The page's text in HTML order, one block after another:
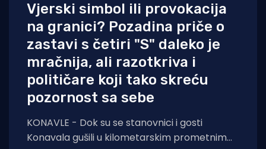
Vjerski simbol ili provokacija
na granici? Pozadina priče o
zastavi s četiri "S" daleko je
mračnija, ali razotkriva i
političare koji tako skreću
pozornost sa sebe
KONAVLE - Dok su se stanovnici i gosti
Konavala gušili u kilometarskim prometnim